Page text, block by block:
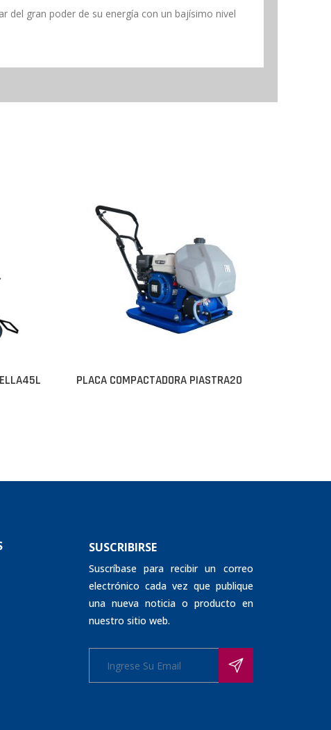
del gran poder de su energía con un bajísimo nivel
PLACA COMPACTADORA PIASTRA20
SUSCRIBIRSE
Suscríbase para recibir un correo
electrónico cada vez que publique
una nueva noticia o producto en
nuestro sitio web.